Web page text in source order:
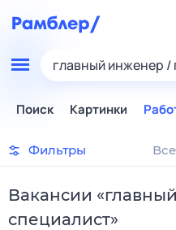
главный инженер /
Поиск Картинки
Фильтры
Вакансии «
специалист»